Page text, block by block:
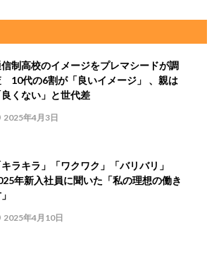
制高校のイメージをプレマシードが調
10代の6割が「良いイメージ」 、親は
良くない」と世代差
2025年4月3日
キラキラ」「ワクワク」「バリバリ」
年新入社員に聞いた「私の理想の働き
2025年4月10日